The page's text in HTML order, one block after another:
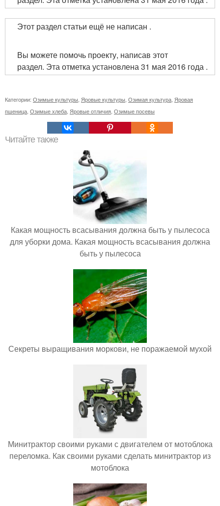
Этот раздел статьи ещё не написан .
Вы можете помочь проекту, написав этот
раздел. Эта отметка установлена 31 мая 2016 года .
Категории: Озимые культуры Яровые культуры Озимая культура Яровая
пшеница Озимые хлеба Яровые отличия Озимые посевы
Читайте также
Какая мощность всасывания должна быть у пылесоса
для уборки дома. Какая мощность всасывания должна
быть у пылесоса
Секреты выращивания моркови, не поражаемой мухой
Минитрактор своими руками с двигателем от мотоблока
переломка. Как своими руками сделать минитрактор из
мотоблока